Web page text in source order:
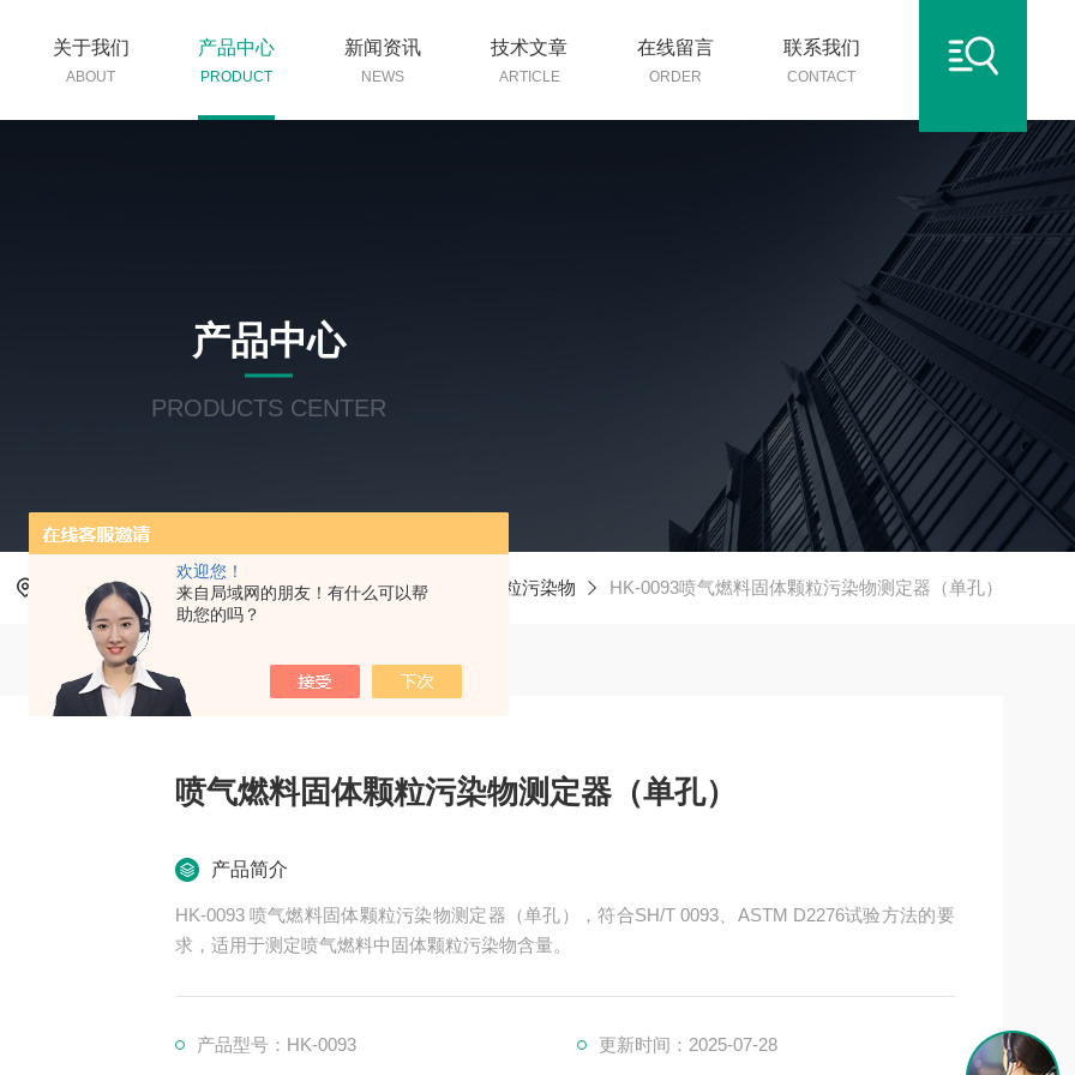
欢迎您！
来自局域网的朋友！有什么可以帮
助您的吗？
关于我们
ABOUT
产品中心
PRODUCT
新闻资讯
NEWS
技术文章
ARTICLE
在线留言
ORDER
联系我们
CONTACT
产品中心
PRODUCTS CENTER
当前位置：首页 产品中心 油品分析仪器 固体颗粒污染物 HK-0093喷气燃料固体颗粒污染物测定器（单孔）
喷气燃料固体颗粒污染物测定器（单孔）
产品简介
HK-0093 喷气燃料固体颗粒污染物测定器（单孔），符合SH/T 0093、ASTM D2276试验方法的要
求，适用于测定喷气燃料中固体颗粒污染物含量。
产品型号：HK-0093 更新时间：2025-07-28